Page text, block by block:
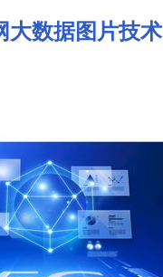
大数据图片技术